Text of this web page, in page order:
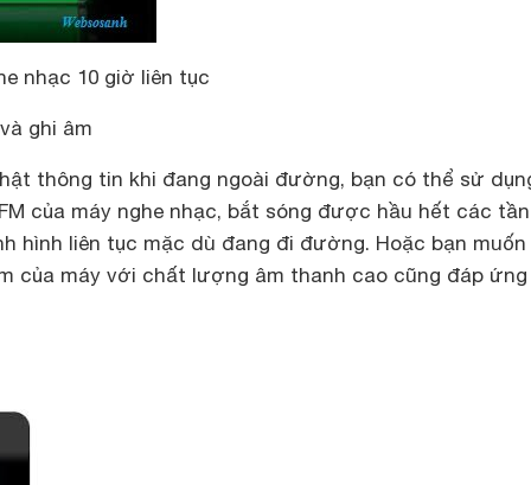
nhạc 10 giờ liên tục
ghi âm
thông tin khi đang ngoài đường, bạn có thể sử
của máy nghe nhạc, bắt sóng được hầu hết các
hình liên tục mặc dù đang đi đường. Hoặc bạn muốn
của máy với chất lượng âm thanh cao cũng đáp ứng